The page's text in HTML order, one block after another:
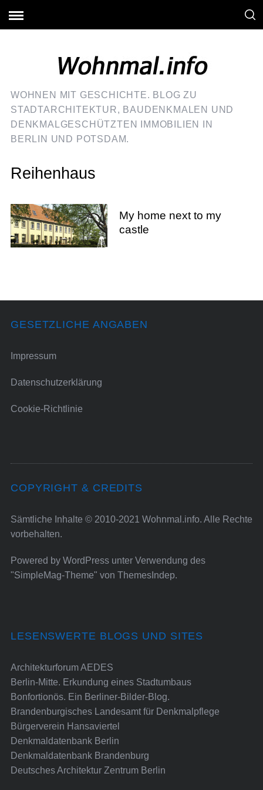
WOHNEN MIT GESCHICHTE. BLOG ZU
STADTARCHITEKTUR, BAUDENKMALEN UND
DENKMALGESCHÜTZTEN IMMOBILIEN IN
BERLIN UND POTSDAM.
Reihenhaus
My home next to my
castle
GESETZLICHE ANGABEN
Impressum
Datenschutzerklärung
Cookie-Richtlinie
COPYRIGHT & CREDITS
Sämtliche Inhalte © 2010-2021 Wohnmal.info. Alle Rechte
vorbehalten.
Powered by WordPressunter Verwendung des
"SimpleMag-Theme" von ThemesIndep.
LESENSWERTE BLOGS UND SITES
Architekturforum AEDES
Berlin-Mitte. Erkundung eines Stadtumbaus
Bonfortionös. Ein Berliner-Bilder-Blog.
Brandenburgisches Landesamt für Denkmalpflege
Bürgerverein Hansaviertel
Denkmaldatenbank Berlin
Denkmaldatenbank Brandenburg
Deutsches Architektur Zentrum Berlin